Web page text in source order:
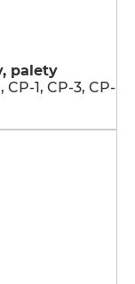
palety
1, CP-3, CP-